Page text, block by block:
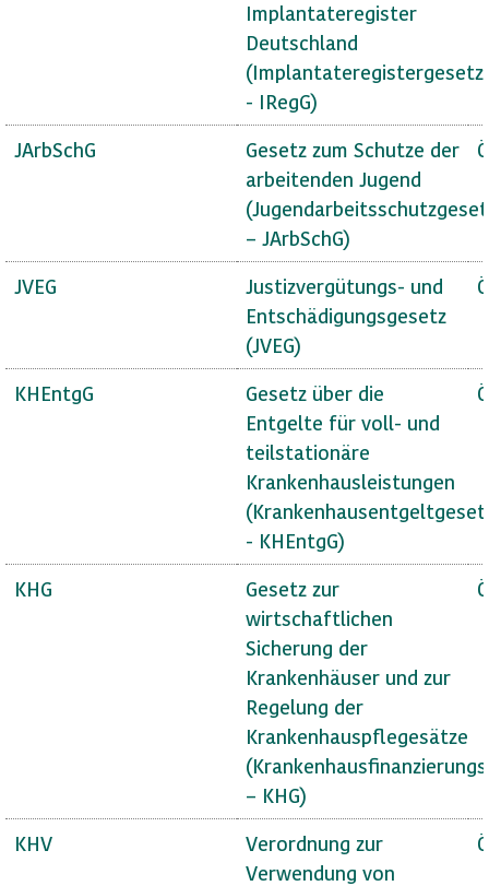
Implantateregister
Deutschland
(Implantateregistergesetz
- IRegG)
JArbSchG
Gesetz zum Schutze der
arbeitenden Jugend
– JArbSchG)
JVEG
Justizvergütungs- und
Entschädigungsgesetz
(JVEG)
KHEntgG
Gesetz über die
Entgelte für voll- und
teilstationäre
Krankenhausleistungen
- KHEntgG)
KHG
Gesetz zur
wirtschaftlichen
Sicherung der
Krankenhäuser und zur
Regelung der
Krankenhauspflegesätze
– KHG)
KHV
Verordnung zur
Verwendung von